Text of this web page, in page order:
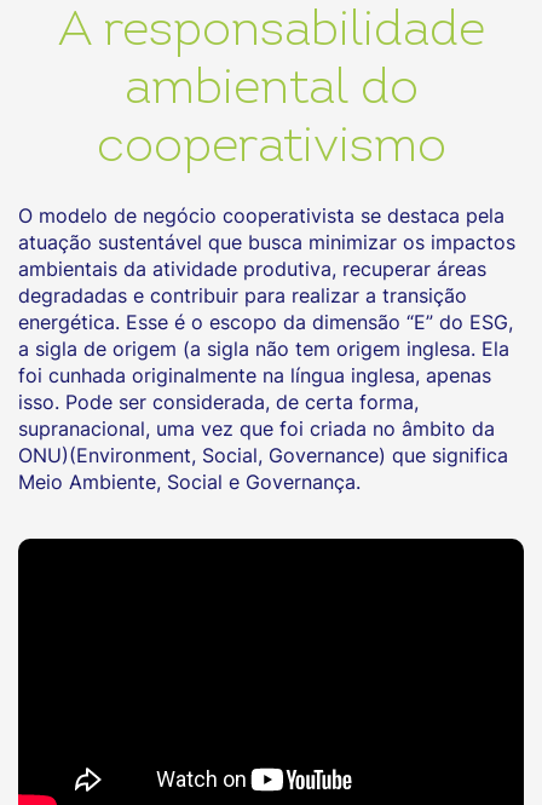
A responsabilidade
ambiental do
cooperativismo
O modelo de negócio cooperativista se destaca pela
atuação sustentável que busca minimizar os impactos
ambientais da atividade produtiva, recuperar áreas
degradadas e contribuir para realizar a transição
energética. Esse é o escopo da dimensão “E” do ESG,
a sigla de origem (a sigla não tem origem inglesa. Ela
foi cunhada originalmente na língua inglesa, apenas
isso. Pode ser considerada, de certa forma,
supranacional, uma vez que foi criada no âmbito da
ONU)(Environment, Social, Governance) que significa
Meio Ambiente, Social e Governança.